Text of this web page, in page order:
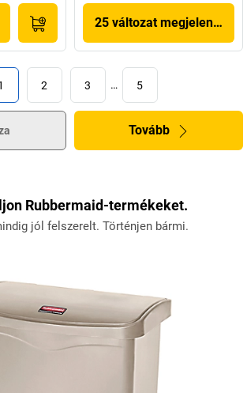
25 változat megjelenítése
2 3 … 5
Tovább
Rubbermaid-termékeket.
jól felszerelt. Történjen bármi.